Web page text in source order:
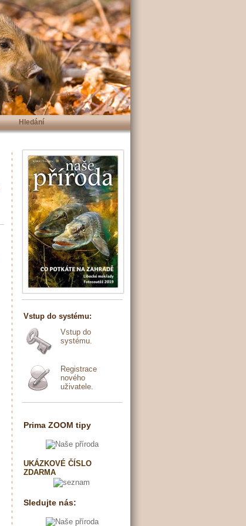
Hledání
Vstup do systému:
Vstup do
systému.
Registrace
nového
uživatele.
Prima ZOOM tipy
UKÁZKOVÉ ČÍSLO
ZDARMA
Sledujte nás: